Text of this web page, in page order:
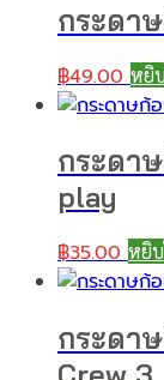
กระดา
฿49.00 หยิ
กระดา
play
฿35.00 หยิบ
กระดา